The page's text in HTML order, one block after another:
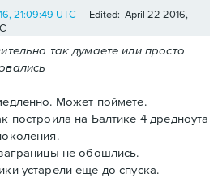
21:09:49 UTC
Edited: April 22 2016,
так думаете или просто
Может поймете.
построила на Балтике 4 дредноута
не обошлись.
устарели еще до спуска.